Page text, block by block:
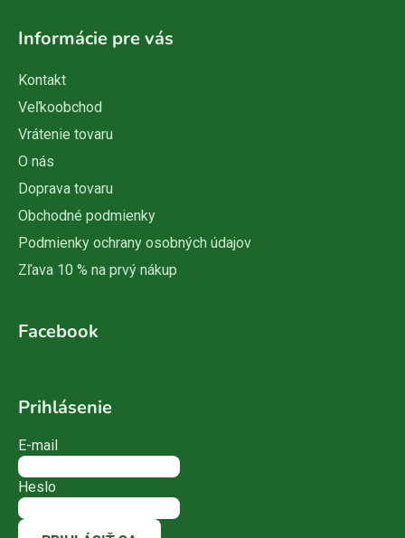
Informácie pre vás
Kontakt
Veľkoobchod
Vrátenie tovaru
O nás
Doprava tovaru
Obchodné podmienky
Podmienky ochrany osobných údajov
Zľava 10 % na prvý nákup
Facebook
Prihlásenie
E-mail
Heslo